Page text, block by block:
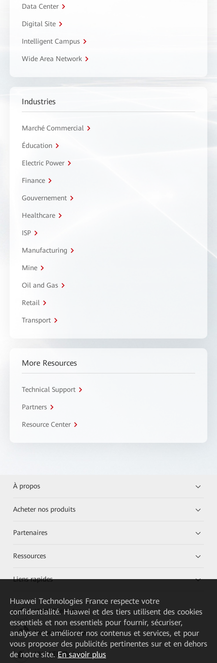
Data Center
Digital Site
Intelligent Campus
Wide Area Network
Industries
Marché Commercial
Éducation
Electric Power
Finance
Gouvernement
Healthcare
ISP
Manufacturing
Mine
Oil and Gas
Retail
Transport
More Resources
Technical Support
Partners
Resource Center
À propos
Acheter nos produits
Partenaires
Ressources
Liens rapides
HUAWEI eKit App
Huawei HiKnow App
HUAWEI eFly App
Huawei Technologies France respecte votre
confidentialité. Huawei et des tiers utilisent des cookies
essentiels et non essentiels pour fournir, sécuriser,
analyser et améliorer nos contenus et services, et pour
vous proposer des publicités pertinentes sur et en dehors
de notre site. En savoir plus